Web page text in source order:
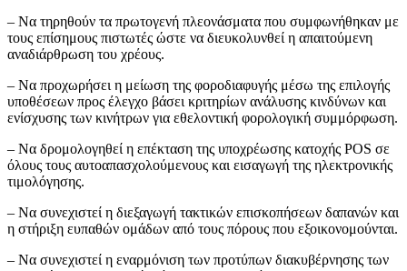
– Να τηρηθούν τα πρωτογενή πλεονάσματα που συμφωνήθηκαν με
τους επίσημους πιστωτές ώστε να διευκολυνθεί η απαιτούμενη
αναδιάρθρωση του χρέους.
– Να προχωρήσει η μείωση της φοροδιαφυγής μέσω της επιλογής
υποθέσεων προς έλεγχο βάσει κριτηρίων ανάλυσης κινδύνων και
ενίσχυσης των κινήτρων για εθελοντική φορολογική συμμόρφωση.
– Να δρομολογηθεί η επέκταση της υποχρέωσης κατοχής POS σε
όλους τους αυτοαπασχολούμενους και εισαγωγή της ηλεκτρονικής
τιμολόγησης.
– Να συνεχιστεί η διεξαγωγή τακτικών επισκοπήσεων δαπανών και
η στήριξη ευπαθών ομάδων από τους πόρους που εξοικονομούνται.
– Να συνεχιστεί η εναρμόνιση των προτύπων διακυβέρνησης των